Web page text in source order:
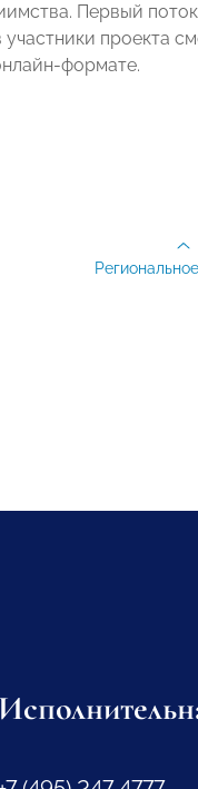
Первый
проекта
формате.